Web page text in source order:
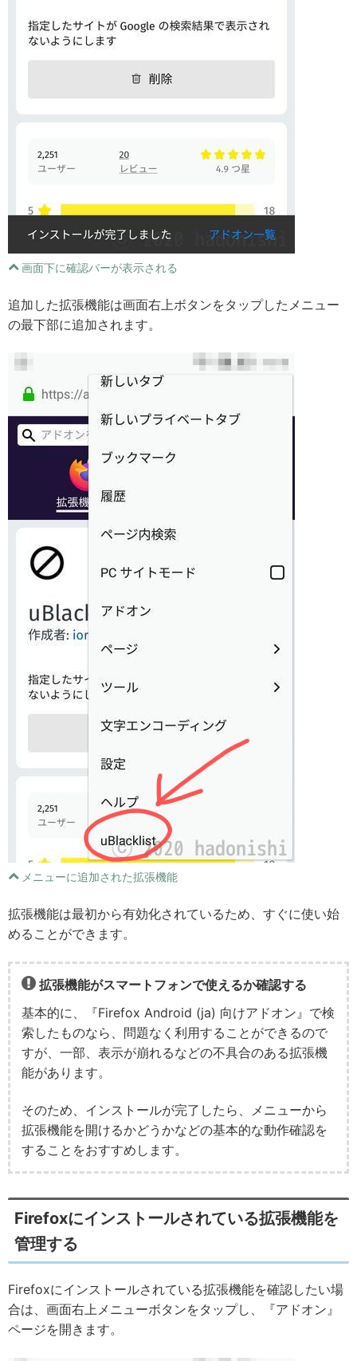
画面下に確認バーが表示される
追加した拡張機能は画面右上ボタンをタップしたメニュー
の最下部に追加されます。
メニューに追加された拡張機能
拡張機能は最初から有効化されているため、すぐに使い始
めることができます。
拡張機能がスマートフォンで使えるか確認する
基本的に、『Firefox Android (ja) 向けアドオン』で検
索したものなら、問題なく利用することができるので
すが、一部、表示が崩れるなどの不具合のある拡張機
能があります。
そのため、インストールが完了したら、メニューから
拡張機能を開けるかどうかなどの基本的な動作確認を
することをおすすめします。
Firefoxにインストールされている拡張機能を
管理する
Firefoxにインストールされている拡張機能を確認したい場
合は、画面右上メニューボタンをタップし、『アドオン』
ページを開きます。